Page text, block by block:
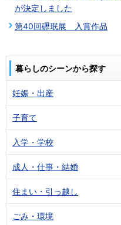
が決定しました
第40回礰珉展 入賞作品
暮らしのシーンから探す
妊娠・出産
子育て
入学・学校
成人・仕事・結婚
住まい・引っ越し
ごみ・環境